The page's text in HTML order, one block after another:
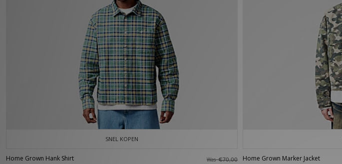
SNEL KOPEN
Home Grown Hank Shirt Was€70,00 Home Grown Marker Jacket